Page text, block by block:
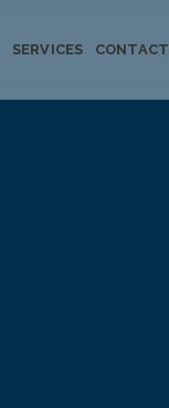
SERVICES CONTACT